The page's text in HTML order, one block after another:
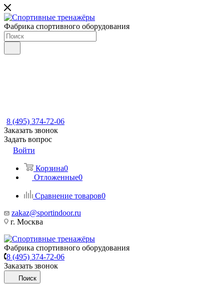
Фабрика спортивного оборудования
8 (495) 374-72-06
Заказать звонок
Задать вопрос
Войти
Корзина0
Отложенные0
Сравнение товаров0
zakaz@sportindoor.ru
г. Москва
Фабрика спортивного оборудования
8 (495) 374-72-06
Заказать звонок
Поиск